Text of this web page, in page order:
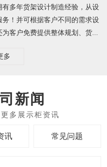
多年货架设计制造经验，从设
！并可根据客户不同的需求设
客户免费提供整体规划、货...
多
新闻
讯 常见问题